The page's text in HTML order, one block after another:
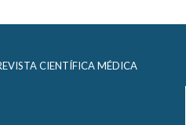
CIENTÍFICA MÉDICA